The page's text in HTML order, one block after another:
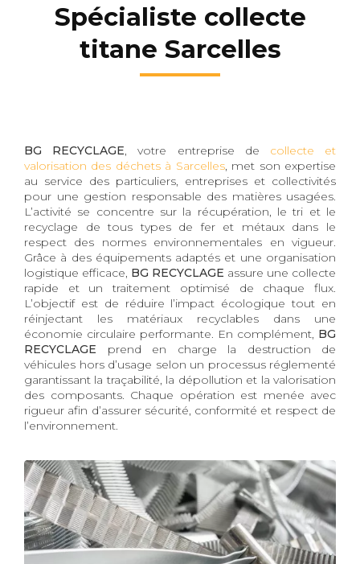
Spécialiste collecte
titane Sarcelles
BG RECYCLAGE, votre entreprise de collecte et
valorisation des déchets à Sarcelles, met son expertise
au service des particuliers, entreprises et collectivités
pour une gestion responsable des matières usagées.
L’activité se concentre sur la récupération, le tri et le
recyclage de tous types de fer et métaux dans le
respect des normes environnementales en vigueur.
Grâce à des équipements adaptés et une organisation
logistique efficace, BG RECYCLAGE assure une collecte
rapide et un traitement optimisé de chaque flux.
L’objectif est de réduire l’impact écologique tout en
réinjectant les matériaux recyclables dans une
économie circulaire performante. En complément, BG
RECYCLAGE prend en charge la destruction de
véhicules hors d’usage selon un processus réglementé
garantissant la traçabilité, la dépollution et la valorisation
des composants. Chaque opération est menée avec
rigueur afin d’assurer sécurité, conformité et respect de
l’environnement.